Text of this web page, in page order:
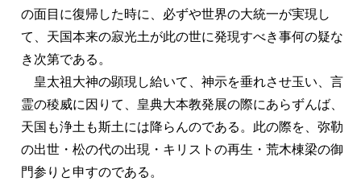
の面目に復帰した時に、必ずや世界の大統一が実現し
て、天国本来の寂光土が此の世に発現すべき事何の疑な
き次第である。
皇太祖大神の顕現し給いて、神示を垂れさせ玉い、言
霊の稜威に因りて、皇典大本教発展の際にあらずんば、
天国も浄土も斯土には降らんのである。此の際を、弥勒
の出世・松の代の出現・キリストの再生・荒木棟梁の御
門参りと申すのである。